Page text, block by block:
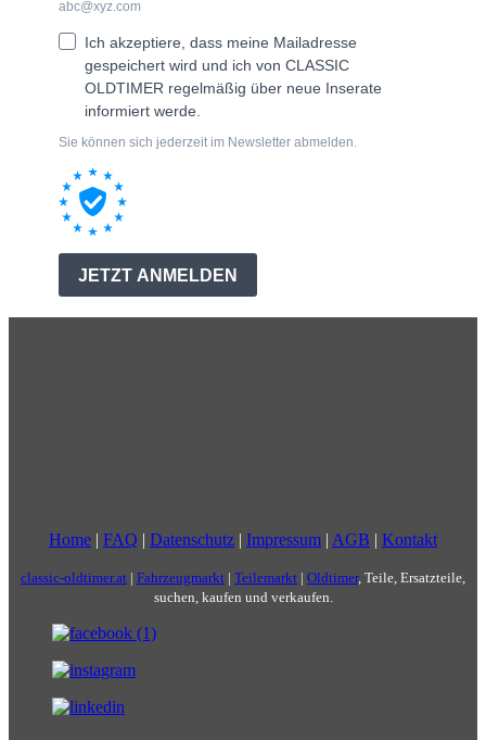
Home | FAQ | Datenschutz | Impressum | AGB | Kontakt
classic-oldtimer.at | Fahrzeugmarkt | Teilemarkt | Oldtimer, Teile, Ersatzteile,
suchen, kaufen und verkaufen.